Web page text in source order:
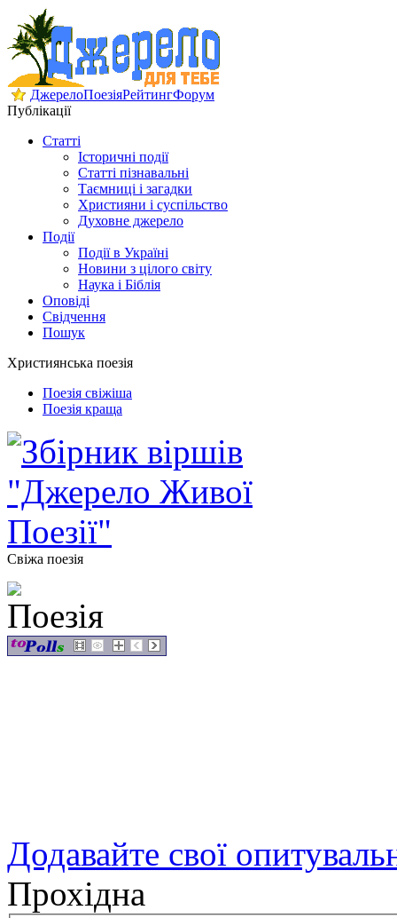
ДжерелоПоезіяРейтингФорум
Публікації
Статті
Історичні події
Статті пізнавальні
Таємниці і загадки
Християни і суспільство
Духовне джерело
Події
Події в Україні
Новини з цілого світу
Наука і Біблія
Оповіді
Свідчення
Пошук
Християнська поезія
Поезія свіжіша
Поезія краща
Свіжа поезія
Додавайте свої
Прохідна